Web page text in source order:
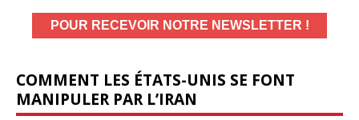
COMMENT LES ÉTATS-UNIS SE FONT
MANIPULER PAR L’IRAN